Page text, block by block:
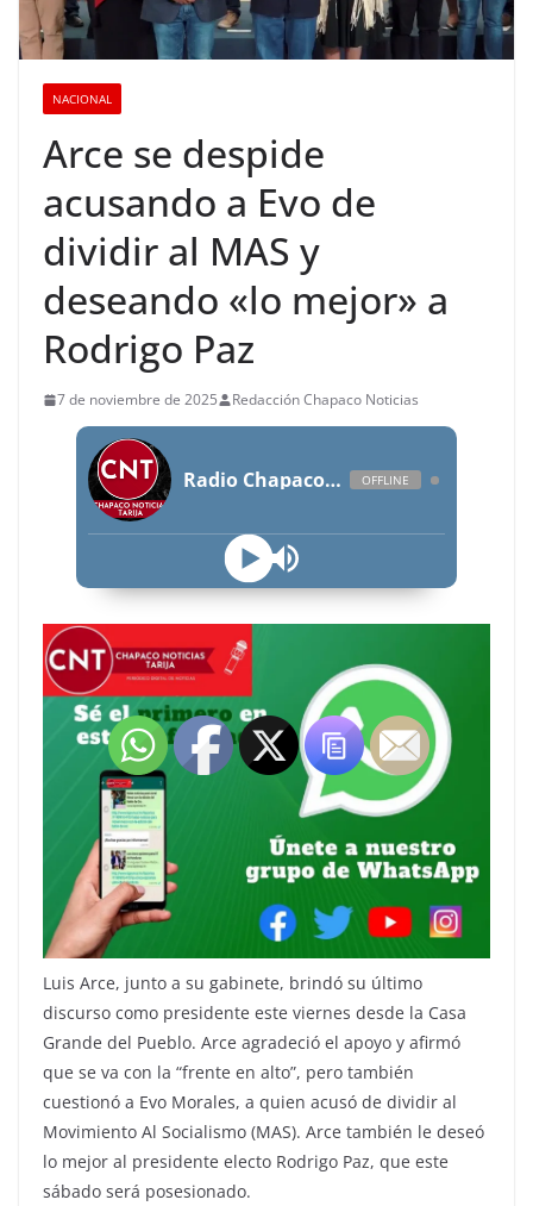
NACIONAL
Arce se despide
acusando a Evo de
dividir al MAS y
deseando «lo mejor» a
Rodrigo Paz
7 de noviembre de 2025 Redacción Chapaco Noticias
Radio Chapaco Noticias Las 24 horas en vivo OFFLINE
Luis Arce, junto a su gabinete, brindó su último
discurso como presidente este viernes desde la Casa
Grande del Pueblo. Arce agradeció el apoyo y afirmó
que se va con la “frente en alto”, pero también
cuestionó a Evo Morales, a quien acusó de dividir al
Movimiento Al Socialismo (MAS). Arce también le deseó
lo mejor al presidente electo Rodrigo Paz, que este
sábado será posesionado.